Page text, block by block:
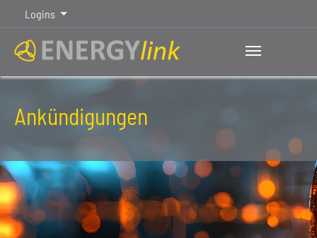
Logins
Ankündigungen